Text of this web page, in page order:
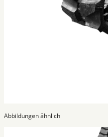
Abbildungen ähnlich